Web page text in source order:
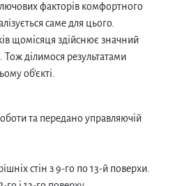
факторів комфортного
саме для цього.
щомісяця здійснює значний
Тож ділимося результатами
об’єкті.
та передано управляючій
стін з 9-го по 13-й поверхи.